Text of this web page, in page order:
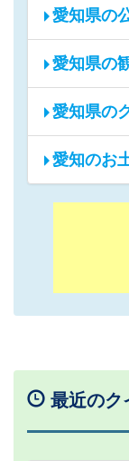
愛知県の
愛知県の
愛知県の
愛知のお
最近のク